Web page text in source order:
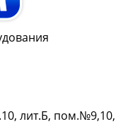
лит.Б, пом.№9,10,